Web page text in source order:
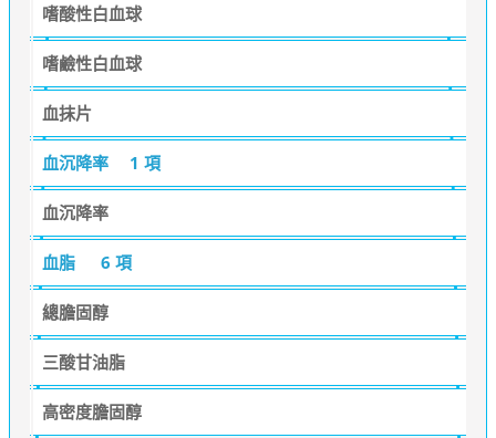
嗜酸性白血球
嗜鹼性白血球
血抹片
血沉降率 1 項
血沉降率
血脂 6 項
總膽固醇
三酸甘油脂
高密度膽固醇